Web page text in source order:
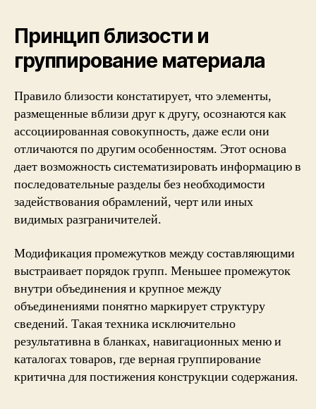
Принцип близости и
группирование материала
Правило близости констатирует, что элементы,
размещенные вблизи друг к другу, осознаются как
ассоциированная совокупность, даже если они
отличаются по другим особенностям. Этот основа
дает возможность систематизировать информацию в
последовательные разделы без необходимости
задействования обрамлений, черт или иных
видимых разграничителей.
Модификация промежутков между составляющими
выстраивает порядок групп. Меньшее промежуток
внутри объединения и крупное между
объединениями понятно маркирует структуру
сведений. Такая техника исключительно
результативна в бланках, навигационных меню и
каталогах товаров, где верная группирование
критична для постижения конструкции содержания.